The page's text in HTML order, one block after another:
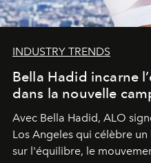
INDUSTRY TRENDS
Bella Hadid incarne
dans la nouvelle
Avec Bella Hadid, ALO
Los Angeles qui célèbre
sur l'équilibre, le